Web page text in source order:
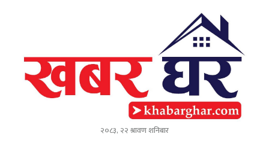
२०८३, २२ श्रावण शनिबार